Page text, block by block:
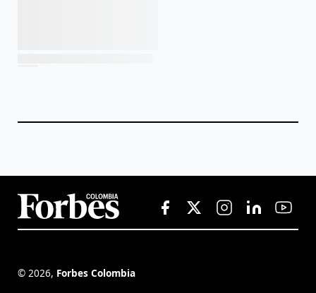
© 2026, Forbes Colombia